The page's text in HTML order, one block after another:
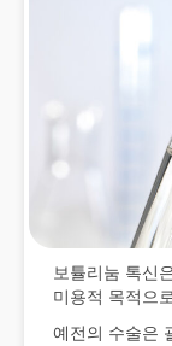
보튤리눔 톡신
미용적 목적으
예전의 수술은